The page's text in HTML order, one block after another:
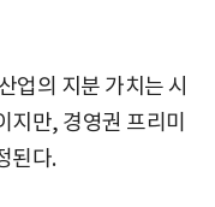
업의 지분 가치는 시
만, 경영권 프리미
된다.